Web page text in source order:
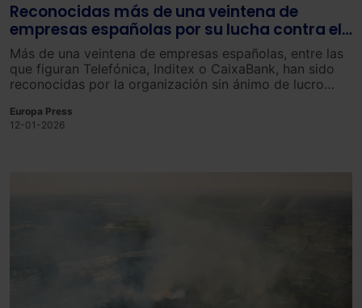
Reconocidas más de una veintena de
empresas españolas por su lucha contra el
cambio climático
Más de una veintena de empresas españolas, entre las
que figuran Telefónica, Inditex o CaixaBank, han sido
reconocidas por la organización sin ánimo de lucro
líderes a nivel mundial en materia de sostenibilidad, que
forman parte de su Lista ‘A’, correspondiente a 2025.
Europa Press
12-01-2026